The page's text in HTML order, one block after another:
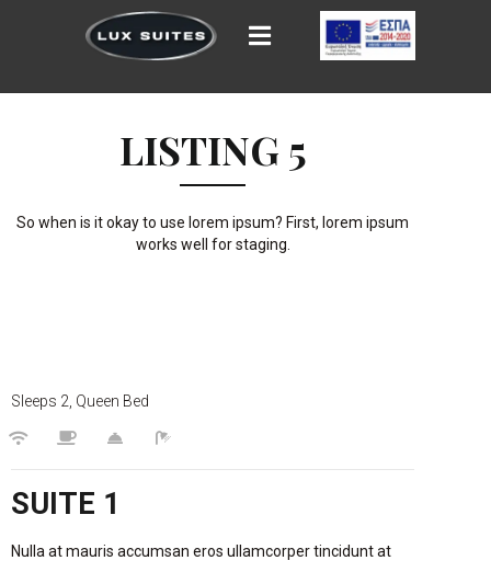
LISTING 5
So when is it okay to use lorem ipsum? First, lorem ipsum
works well for staging.
Sleeps 2, Queen Bed
SUITE 1
Nulla at mauris accumsan eros ullamcorper tincidunt at